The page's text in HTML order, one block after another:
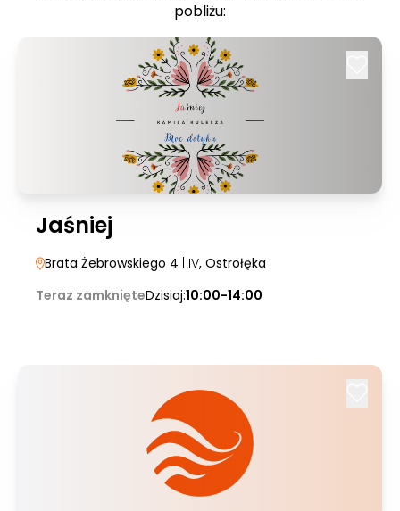
pobliżu:
Jaśniej
Brata Żebrowskiego 4 | IV, Ostrołęka
Teraz zamknięteDzisiaj:10:00-14:00